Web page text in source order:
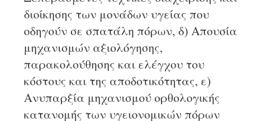
διοίκησης των μονάδων υγείας που
οδηγούν σε σπατάλη πόρων, δ) Απουσία
μηχανισμών αξιολόγησης,
παρακολούθησης και ελέγχου του
κόστους και της αποδοτικότητας, ε)
Ανυπαρξία μηχανισμού ορθολογικής
κατανομής των υγειονομικών πόρων